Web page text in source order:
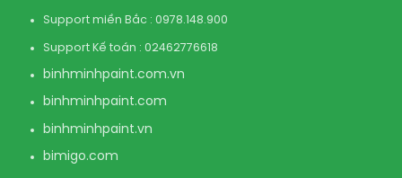
Support miền Bắc : 0978.148.900
Support Kế toán : 02462776618
binhminhpaint.com.vn
binhminhpaint.com
binhminhpaint.vn
bimigo.com